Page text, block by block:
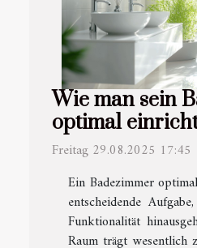
Wie man sein
optimal
Freitag 29.08.2025 17:45
Ein Badezimmer
entscheidende
Funktionalität
Raum trägt wesentlich